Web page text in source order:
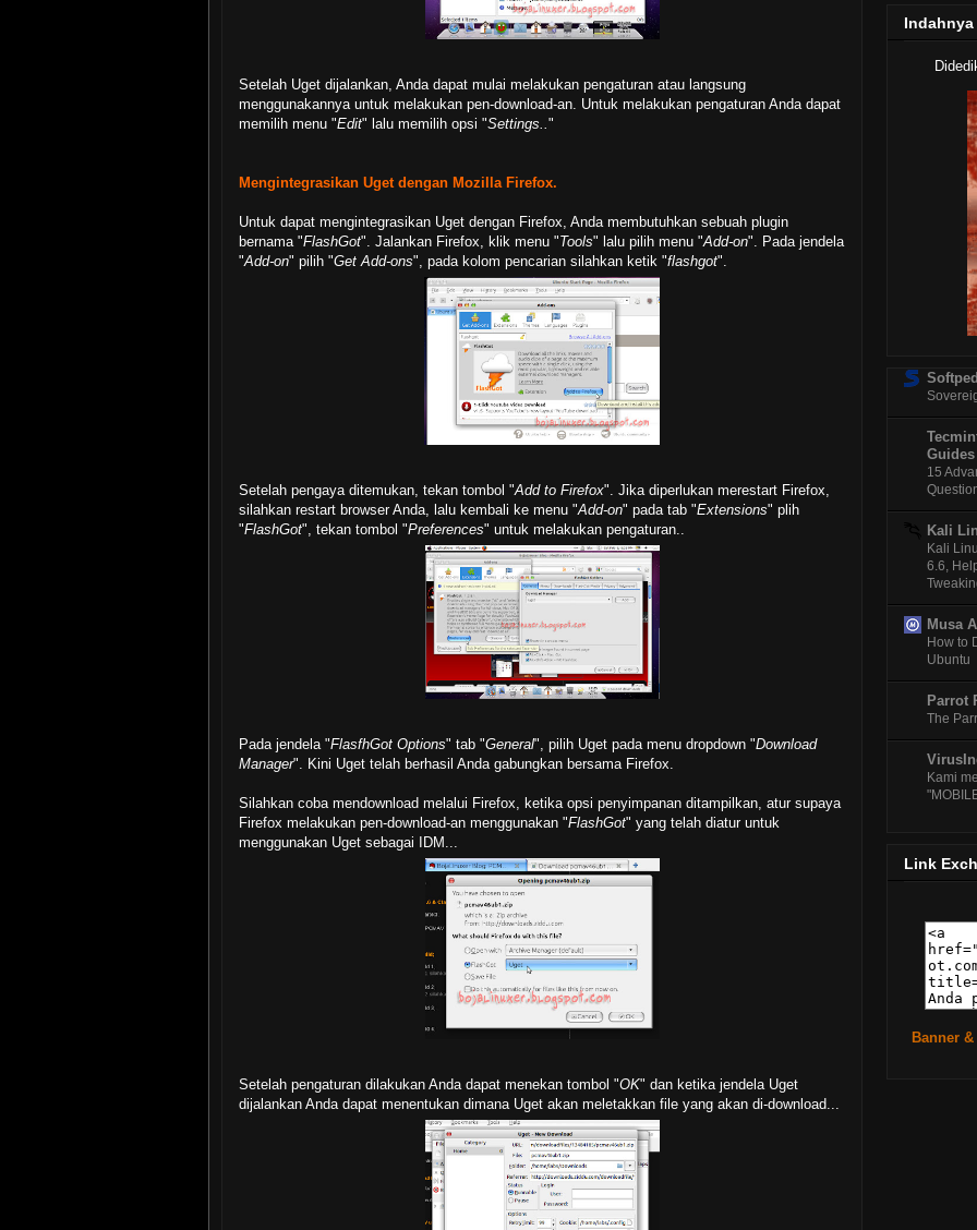
Setelah Uget dijalankan, Anda dapat mulai melakukan pengaturan atau langsung
menggunakannya untuk melakukan pen-download-an. Untuk melakukan pengaturan Anda dapat
memilih menu "Edit" lalu memilih opsi "Settings.."
Mengintegrasikan Uget dengan Mozilla Firefox.
Untuk dapat mengintegrasikan Uget dengan Firefox, Anda membutuhkan sebuah plugin
bernama "FlashGot". Jalankan Firefox, klik menu "Tools" lalu pilih menu "Add-on". Pada jendela
"Add-on" pilih "Get Add-ons", pada kolom pencarian silahkan ketik "flashgot".
Setelah pengaya ditemukan, tekan tombol "Add to Firefox". Jika diperlukan merestart Firefox,
silahkan restart browser Anda, lalu kembali ke menu "Add-on" pada tab "Extensions" plih
"FlashGot", tekan tombol "Preferences" untuk melakukan pengaturan..
Pada jendela "FlasfhGot Options" tab "General", pilih Uget pada menu dropdown "Download
Manager". Kini Uget telah berhasil Anda gabungkan bersama Firefox.
Silahkan coba mendownload melalui Firefox, ketika opsi penyimpanan ditampilkan, atur supaya
Firefox melakukan pen-download-an menggunakan "FlashGot" yang telah diatur untuk
menggunakan Uget sebagai IDM...
Setelah pengaturan dilakukan Anda dapat menekan tombol "OK" dan ketika jendela Uget
dijalankan Anda dapat menentukan dimana Uget akan meletakkan file yang akan di-download...
►May
►April
Cara
Rilis
Cara
Indahnya
Guides
15
Kali
Kali
6.6,
Musa
How to
Ubuntu
Parrot
The
Kami
Link
Banner